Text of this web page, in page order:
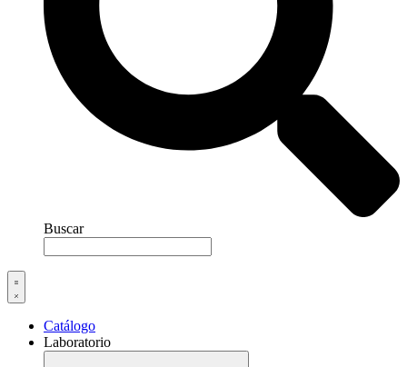
Buscar
Catálogo
Laboratorio